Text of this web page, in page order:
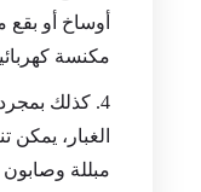
أوساخ أو
مكنسة
كذلك
الغبار،
مبللة